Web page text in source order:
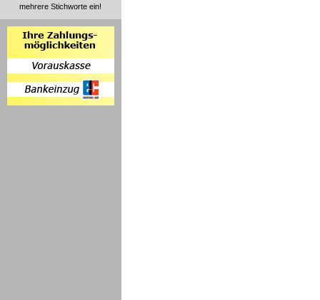
mehrere Stichworte ein!